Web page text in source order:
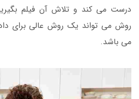
درست می کند و تلاش آن فیلم
روش می تواند یک روش عالی برای
می باشد.